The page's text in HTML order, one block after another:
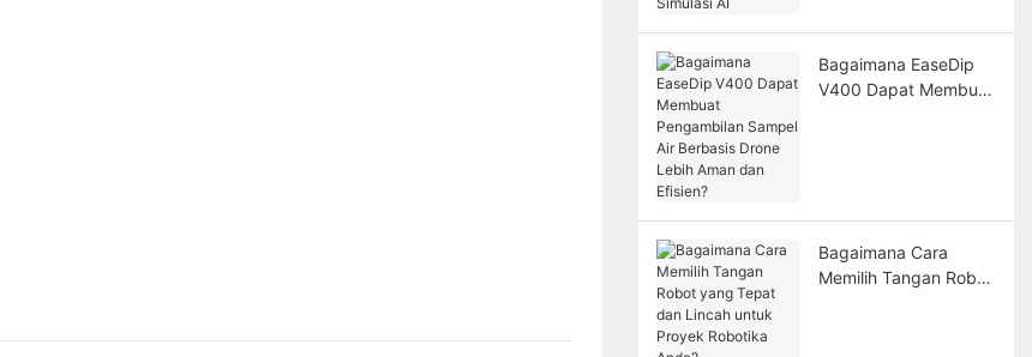
Bagaimana EaseDip
V400 Dapat Membuat
Bagaimana Cara
Memilih Tangan Robot